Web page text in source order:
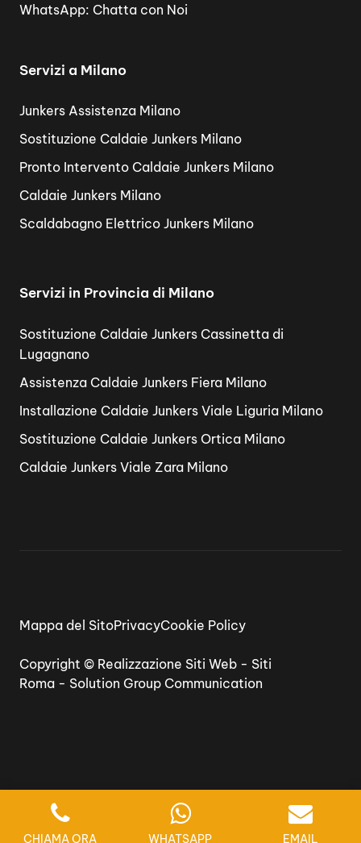
WhatsApp: Chatta con Noi
Servizi a Milano
Junkers Assistenza Milano
Sostituzione Caldaie Junkers Milano
Pronto Intervento Caldaie Junkers Milano
Caldaie Junkers Milano
Scaldabagno Elettrico Junkers Milano
Servizi in Provincia di Milano
Sostituzione Caldaie Junkers Cassinetta di
Lugagnano
Assistenza Caldaie Junkers Fiera Milano
Installazione Caldaie Junkers Viale Liguria Milano
Sostituzione Caldaie Junkers Ortica Milano
Caldaie Junkers Viale Zara Milano
Copyright © Realizzazione Siti Web - Siti
Roma - Solution Group Communication
Mappa del SitoPrivacyCookie Policy
CHIAMA ORA WHATSAPP EMAIL